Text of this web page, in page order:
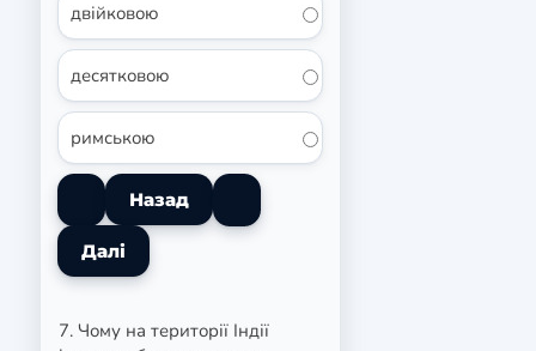
двійковою
десятковою
римською
7. Чому на території Індії